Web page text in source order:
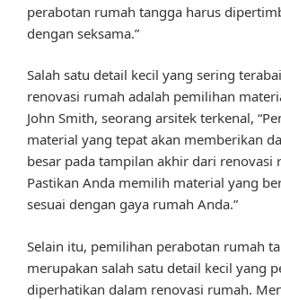
perabotan rumah tangga harus
dengan seksama.”
Salah satu detail kecil yang sering
renovasi rumah adalah pemilihan
John Smith, seorang arsitek terkenal,
material yang tepat akan memberikan
besar pada tampilan akhir dari renovasi
Pastikan Anda memilih material yang
sesuai dengan gaya rumah Anda.”
Selain itu, pemilihan perabotan rumah
merupakan salah satu detail kecil yang
diperhatikan dalam renovasi rumah.